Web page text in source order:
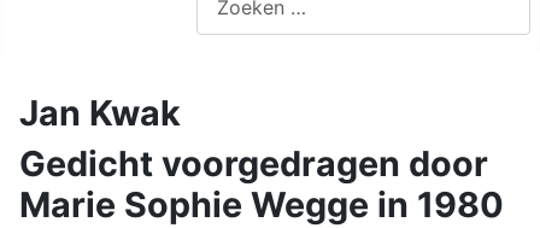
Jan Kwak
Gedicht voorgedragen door
Marie Sophie Wegge in 1980